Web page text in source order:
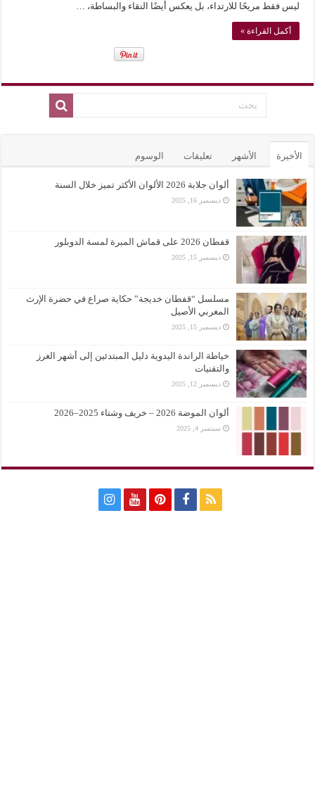
ليس فقط مريحًا للارتداء، بل يعكس أيضًا النقاء والبساطة، …
أكمل القراءة »
الأخيرة الأشهر تعليقات الوسوم
ألوان جلابة 2026 الألوان الأكثر تميز خلال السنة
ديسمبر 16, 2025
قفطان 2026 على قماش المبرة لمسة الدوبلور
ديسمبر 15, 2025
مسلسل “قفطان خديجة” حكاية صراع في حضرة الإرث
المغربي الأصيل
ديسمبر 15, 2025
خياطة الراندة اليدوية دليل المبتدئين إلى أشهر الغرز
والتقنيات
ديسمبر 12, 2025
ألوان الموضة 2026 – خريف وشتاء 2025–2026
سبتمبر 4, 2025